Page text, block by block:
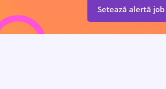
Setează alertă job